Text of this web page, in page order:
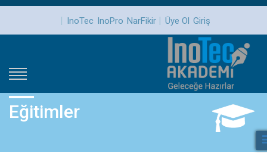
| InoTec InoPro NarFikir | Üye Ol Giriş
Eğitimler